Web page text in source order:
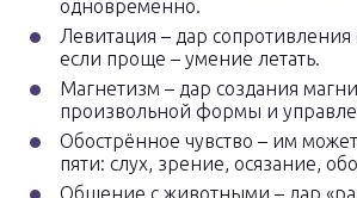
одновременно.
Левитация – дар сопротивления
если проще – умение летать.
Магнетизм – дар создания
произвольной формы и
Обострённое чувство – им
пяти: слух, зрение, осязание,
Общение с животными – дар